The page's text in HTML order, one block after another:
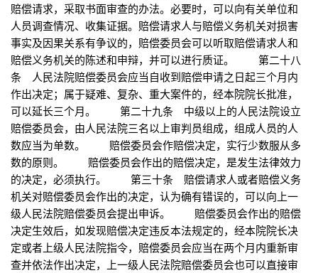
赔偿请求，采取书面审查的办法。必要时，可以向有关单位和
人员调查情况、收集证据。赔偿请求人与赔偿义务机关对损害
事实及因果关系有争议的，赔偿委员会可以听取赔偿请求人和
赔偿义务机关的陈述和申辩，并可以进行质证。 第二十八
条 人民法院赔偿委员会应当自收到赔偿申请之日起三个月内
作出决定；属于疑难、复杂、重大案件的，经本院院长批准，
可以延长三个月。 第二十九条 中级以上的人民法院设立
赔偿委员会，由人民法院三名以上审判员组成，组成人员的人
数应当为单数。 赔偿委员会作赔偿决定，实行少数服从多
数的原则。 赔偿委员会作出的赔偿决定，是发生法律效力
的决定，必须执行。 第三十条 赔偿请求人或者赔偿义务
机关对赔偿委员会作出的决定，认为确有错误的，可以向上一
级人民法院赔偿委员会提出申诉。 赔偿委员会作出的赔偿
决定生效后，如发现赔偿决定违反本法规定的，经本院院长决
定或者上级人民法院指令，赔偿委员会应当在两个月内重新审
查并依法作出决定，上一级人民法院赔偿委员会也可以直接审